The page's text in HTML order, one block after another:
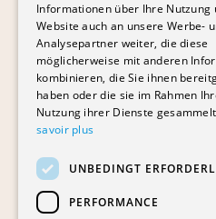
Informationen über Ihre Nutzung
Website auch an unsere Werbe-
Analysepartner weiter, die diese
möglicherweise mit anderen
kombinieren, die Sie ihnen
haben oder die sie im Rahmen
Nutzung ihrer Dienste
savoir plus
UNBEDINGT
PERFORMANCE